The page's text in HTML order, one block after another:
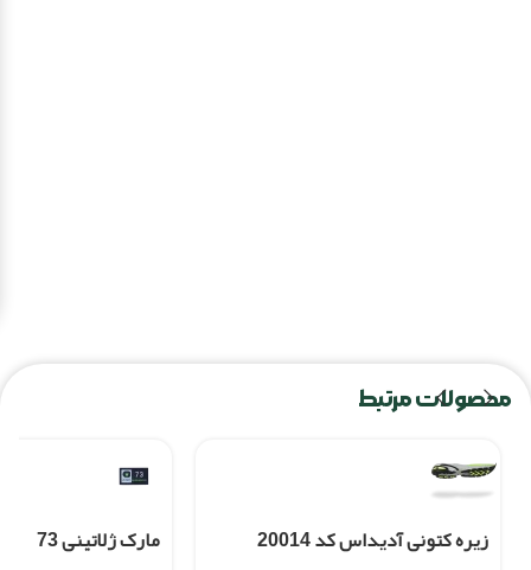
محصولات مرتبط
زیره کتونی آدیداس کد 20014
مارک ژلاتینی 73